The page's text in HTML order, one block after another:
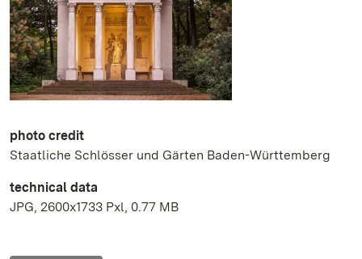
photo credit
Staatliche Schlösser und Gärten Baden-Württemberg
technical data
JPG, 2600x1733 Pxl, 0.77 MB